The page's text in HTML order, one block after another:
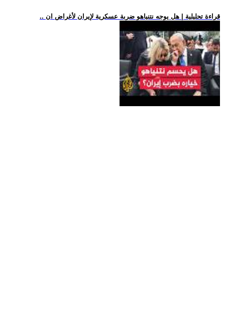
.. قراءة تحليلية | هل يوجه نتنياهو ضربة عسكرية لإيران لأغراض ان